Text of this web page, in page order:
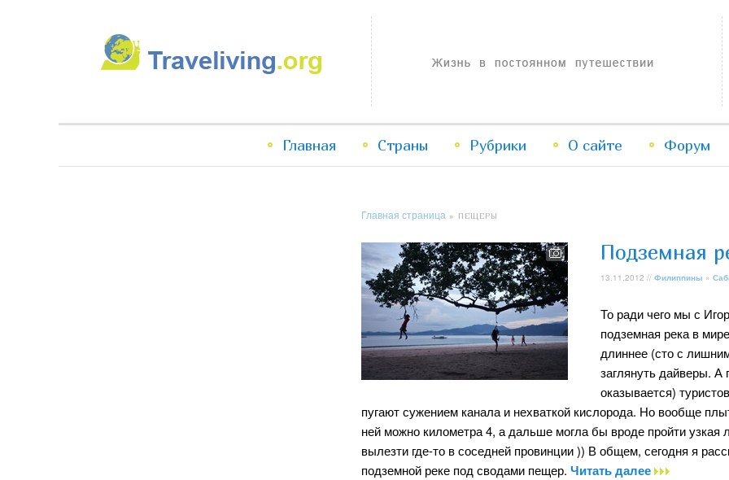
Traveliving
Жизнь в постоянном путешествии
Перейти
содержимому
Перейти
содержимому
Главная Страны Рубрики О сайте Форум
Главная страница » ПЕЩЕРЫ
Подземная
13.11.2012 // Филиппины »
То ради чего мы с
подземная река в
длиннее (сто с
заглянуть дайверы. А
оказывается)
пугают сужением канала и нехваткой кислорода. Но вообще
ней можно километра 4, а дальше могла бы вроде пройти узкая
вылезти где-то в соседней провинции )) В общем, сегодня я
подземной реке под сводами пещер. Читать далее